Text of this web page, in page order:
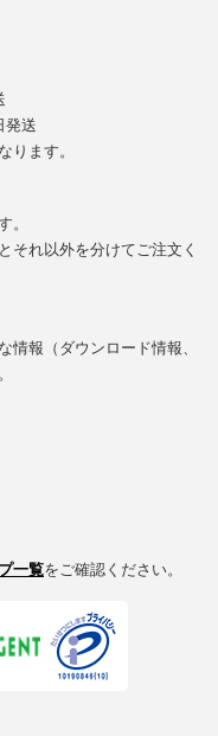
発送
ります。
。
それ以外を分けてご注文く
情報（ダウンロード情報、
一覧をご確認ください。